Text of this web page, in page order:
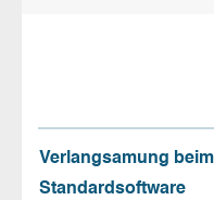
Verlangsamung
Standardsoftware